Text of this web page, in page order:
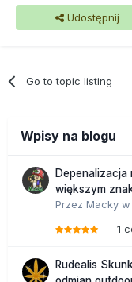
Udostępnij
Go to topic listing
Wpisy na blogu
Depenalizacja
większym
Przez Macky w
1
Rudealis